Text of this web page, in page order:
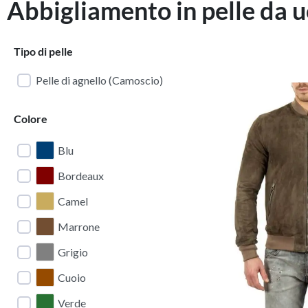
Abbigliamento in pelle da
Tipo di pelle
Pelle di agnello (Camoscio)
Colore
Blu
Bordeaux
Camel
Marrone
Grigio
Cuoio
Verde